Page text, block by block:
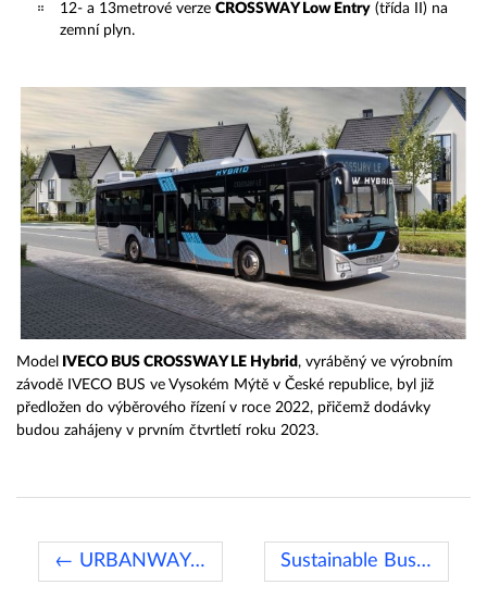
12- a 13metrové verze CROSSWAY Low Entry (třída II) na
zemní plyn.
Model IVECO BUS CROSSWAY LE Hybrid, vyráběný ve výrobním
závodě IVECO BUS ve Vysokém Mýtě v České republice, byl již
předložen do výběrového řízení v roce 2022, přičemž dodávky
budou zahájeny v prvním čtvrtletí roku 2023.
← URBANWAY Hybrid CNG Sustainable Bus of the year 2023 →